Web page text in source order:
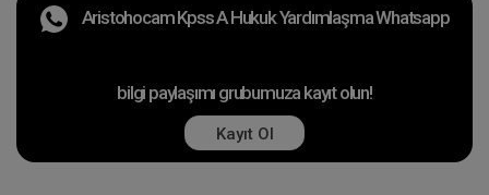
Aristohocam Kpss A Hukuk Yardımlaşma Whatsapp
bilgi paylaşımı grubumuza kayıt olun!
Kayıt Ol